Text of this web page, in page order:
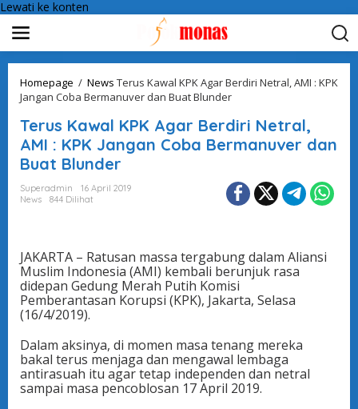
Lewati ke konten
Homepage / News Terus Kawal KPK Agar Berdiri Netral, AMI : KPK
Jangan Coba Bermanuver dan Buat Blunder
Terus Kawal KPK Agar Berdiri Netral,
AMI : KPK Jangan Coba Bermanuver dan
Buat Blunder
Superadmin
16 April 2019
News
844 Dilihat
JAKARTA – Ratusan massa tergabung dalam Aliansi
Muslim Indonesia (AMI) kembali berunjuk rasa
didepan Gedung Merah Putih Komisi
Pemberantasan Korupsi (KPK), Jakarta, Selasa
(16/4/2019).
Dalam aksinya, di momen masa tenang mereka
bakal terus menjaga dan mengawal lembaga
antirasuah itu agar tetap independen dan netral
sampai masa pencoblosan 17 April 2019.